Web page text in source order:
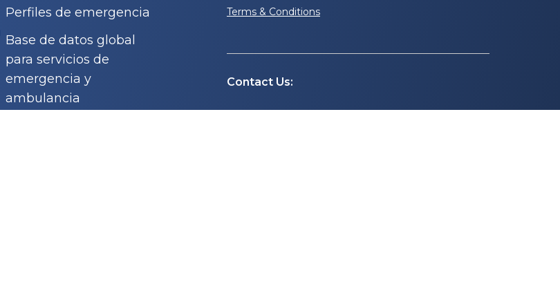
Perfiles de emergencia
Base de datos global
para servicios de
emergencia y
ambulancia
Terms & Conditions
Contact Us: